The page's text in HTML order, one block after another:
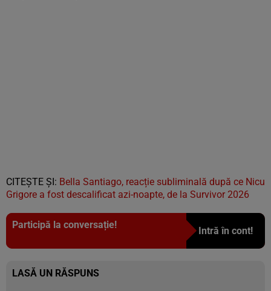
CITEȘTE ȘI: Bella Santiago, reacție subliminală după ce Nicu
Grigore a fost descalificat azi-noapte, de la Survivor 2026
Participă la conversație!
Intră în cont!
LASĂ UN RĂSPUNS